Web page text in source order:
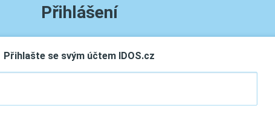
Přihlášení
Přihlašte se svým účtem IDOS.cz